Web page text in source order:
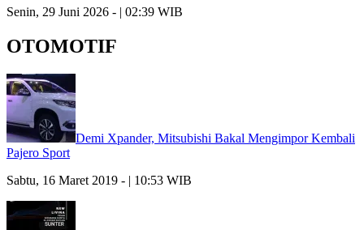
Senin, 29 Juni 2026 - | 02:39 WIB
OTOMOTIF
Demi Xpander, Mitsubishi Bakal Mengimpor Kembali
Pajero Sport
Sabtu, 16 Maret 2019 - | 10:53 WIB